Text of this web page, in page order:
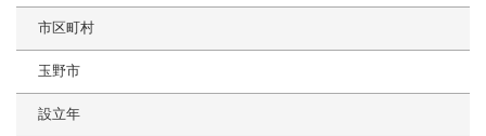
市区町村
玉野市
設立年